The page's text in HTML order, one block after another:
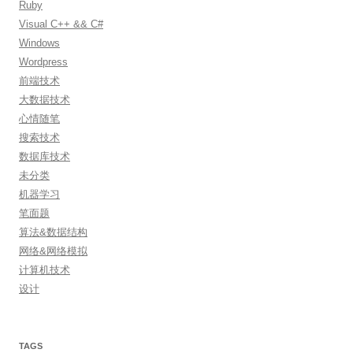
Ruby
Visual C++ && C#
Windows
Wordpress
前端技术
大数据技术
心情随笔
搜索技术
数据库技术
未分类
机器学习
笔面题
算法&数据结构
网络&网络模拟
计算机技术
设计
TAGS